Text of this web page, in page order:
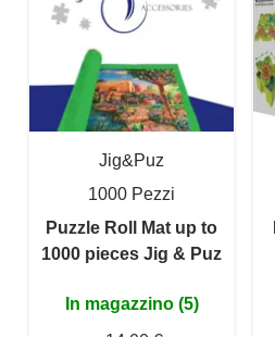
Jig&Puz
1000 Pezzi
Puzzle Roll Mat up to
1000 pieces Jig & Puz
In magazzino (5)